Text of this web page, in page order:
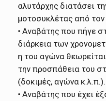
αλυτάρχης διατάσει
μοτοσυκλέτας από
• Αναβάτης που πήγε
διάρκεια των
η του αγώνα
την προσπάθεια του
(δοκιμές, αγώνα κ.λ.π.).
• Αναβάτης που έχει